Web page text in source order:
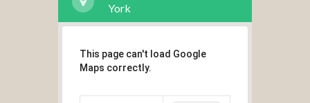
York
This page can't load Google
Maps correctly.